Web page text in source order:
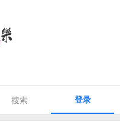
搜索 登录